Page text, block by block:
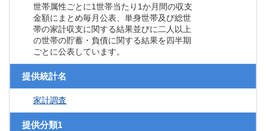
世帯属性ごとに1世帯当たり1か月間の収支
金額にまとめ毎月公表、単身世帯及び総世
帯の家計収支に関する結果並びに二人以上
の世帯の貯蓄・負債に関する結果を四半期
ごとに公表しています。
提供統計名
家計調査
提供分類1